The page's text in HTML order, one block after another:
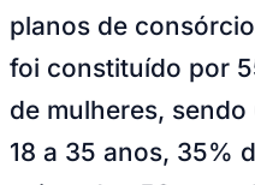
planos de
foi constituído por
de mulheres,
18 a 35 anos, 35%